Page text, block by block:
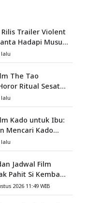
Trailer Violent
Hadapi Musuh
The Tao
Ritual Sesat
Penuh Misteri
Psikologis
Kado untuk Ibu:
Mencari Kado
Arti
Jadwal Film
Pahit Si Kembang
Hilangnya
Jambore
2026 11:49 WIB